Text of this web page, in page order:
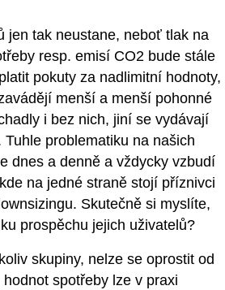
jen tak neustane, neboť tlak na
resp. emisí CO2 bude stále
pokuty za nadlimitní hodnoty,
menší a menší pohonné
i bez nich, jiní se vydávají
problematiku na našich
dnes a denně a vždycky vzbudí
na jedné straně stojí příznivci
Skutečně si myslíte,
prospěchu jejich uživatelů?
skupiny, nelze se oprostit od
spotřeby lze v praxi